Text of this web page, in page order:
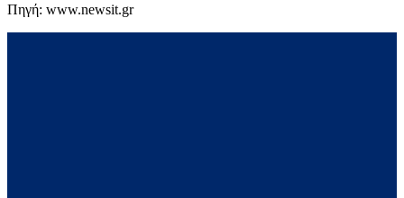
Πηγή: www.newsit.gr